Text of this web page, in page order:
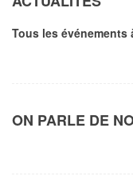
Tous les
ON PARLE DE